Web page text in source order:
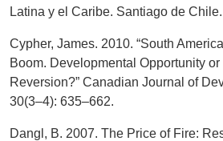
Latina y el Caribe. Santiago de Chile.
Cypher, James. 2010. “South
Boom. Developmental Opportunity
Reversion?” Canadian Journal of
30(3–4): 635–662.
Dangl, B. 2007. The Price of Fire: